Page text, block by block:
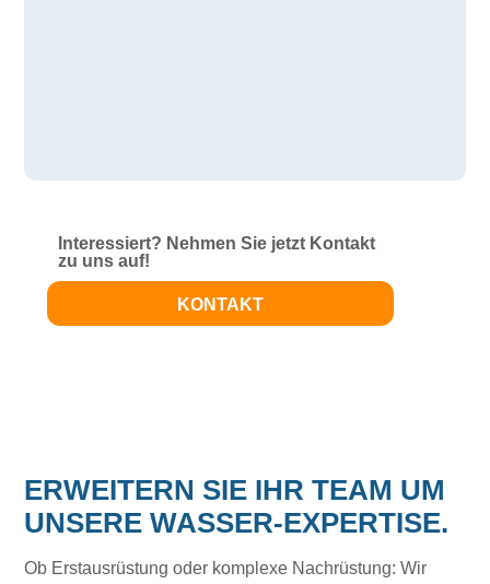
Interessiert? Nehmen Sie jetzt Kontakt
zu uns auf!
KONTAKT
ERWEITERN SIE IHR TEAM UM
UNSERE WASSER-EXPERTISE.
Ob Erstausrüstung oder komplexe Nachrüstung: Wir